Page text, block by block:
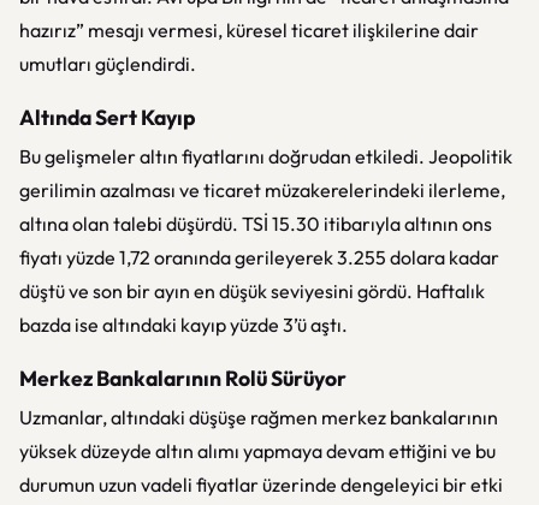
hazırız” mesajı vermesi, küresel ticaret ilişkilerine dair
umutları güçlendirdi.
Altında Sert Kayıp
Bu gelişmeler altın fiyatlarını doğrudan etkiledi. Jeopolitik
gerilimin azalması ve ticaret müzakerelerindeki ilerleme,
altına olan talebi düşürdü. TSİ 15.30 itibarıyla altının ons
fiyatı yüzde 1,72 oranında gerileyerek 3.255 dolara kadar
düştü ve son bir ayın en düşük seviyesini gördü. Haftalık
bazda ise altındaki kayıp yüzde 3’ü aştı.
Merkez Bankalarının Rolü Sürüyor
Uzmanlar, altındaki düşüşe rağmen merkez bankalarının
yüksek düzeyde altın alımı yapmaya devam ettiğini ve bu
durumun uzun vadeli fiyatlar üzerinde dengeleyici bir etki